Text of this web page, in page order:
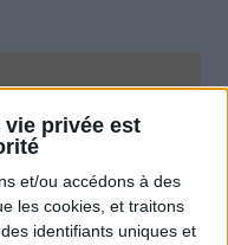
privée est
et/ou accédons à des
les cookies, et traitons
identifiants uniques et
10 kilos